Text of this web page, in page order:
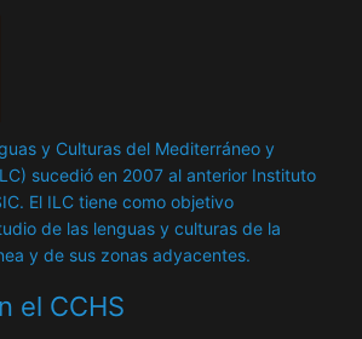
y Culturas del Mediterráneo y
sucedió en 2007 al anterior Instituto
El ILC tiene como objetivo
de las lenguas y culturas de la
y de sus zonas adyacentes.
el CCHS